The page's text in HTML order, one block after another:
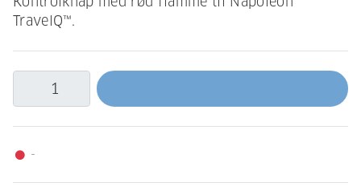
TravelQ™.
fiber_manual_record -